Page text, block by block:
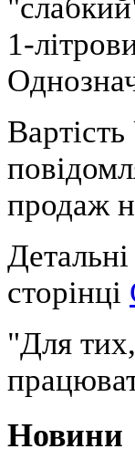
1-
продаж
сторінці
"Для
Новини